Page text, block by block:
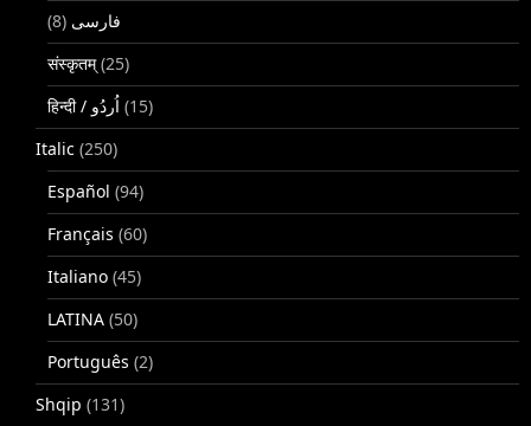
فارسی (8)
संस्कृतम्(25)
(15)
Italic (250)
Español (94)
Français (60)
Italiano (45)
LATINA (50)
Português (2)
Shqip (131)